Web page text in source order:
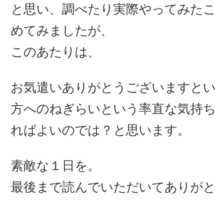
と思い、調べたり実際やってみた
めてみましたが、
このあたりは、
お気遣いありがとうございますと
方へのねぎらいという率直な気持
ればよいのでは？と思います。
素敵な１日を。
最後まで読んでいただいてありがと